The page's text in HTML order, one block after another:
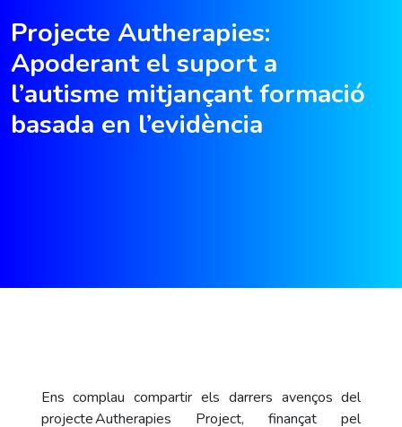
Projecte Autherapies:
Apoderant el suport a
l’autisme mitjançant formació
basada en l’evidència
Ens complau compartir els darrers avenços del
projecte Autherapies Project, finançat pel